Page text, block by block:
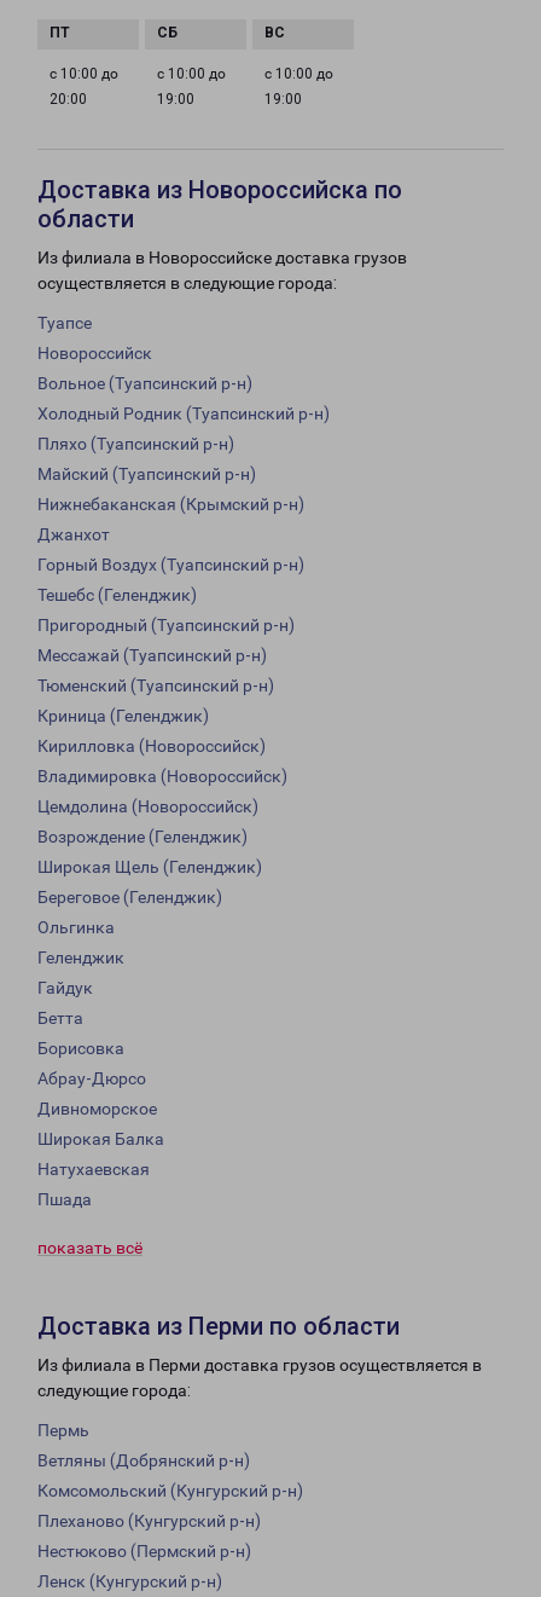
с 10:00 до
20:00
с 10:00 до
19:00
с 10:00 до
19:00
Доставка из Новороссийска по
области
Из филиала в Новороссийске доставка грузов
осуществляется в следующие города:
Туапсе
Новороссийск
Вольное (Туапсинский р-н)
Холодный Родник (Туапсинский р-н)
Пляхо (Туапсинский р-н)
Майский (Туапсинский р-н)
Нижнебаканская (Крымский р-н)
Джанхот
Горный Воздух (Туапсинский р-н)
Тешебс (Геленджик)
Пригородный (Туапсинский р-н)
Мессажай (Туапсинский р-н)
Тюменский (Туапсинский р-н)
Криница (Геленджик)
Кирилловка (Новороссийск)
Владимировка (Новороссийск)
Цемдолина (Новороссийск)
Возрождение (Геленджик)
Широкая Щель (Геленджик)
Береговое (Геленджик)
Ольгинка
Геленджик
Гайдук
Бетта
Борисовка
Абрау-Дюрсо
Дивноморское
Широкая Балка
Натухаевская
Пшада
показать всё
Доставка из Перми по области
Из филиала в Перми доставка грузов осуществляется в
следующие города:
Пермь
Ветляны (Добрянский р-н)
Комсомольский (Кунгурский р-н)
Плеханово (Кунгурский р-н)
Нестюково (Пермский р-н)
Ленск (Кунгурский р-н)